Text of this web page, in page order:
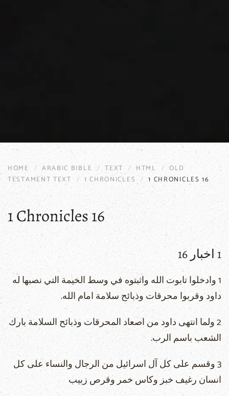
HOME ARABIC BIBLE TEXT HTML
OLD
TESTAMENT TEXT
1 CHRONICLES 1 CHRONICLES 16
1 Chronicles 16
1 اخبار 16
1 وادخلوا تابوت الله واثبتوه في وسط الخيمة التي نصبها له
داود وقربوا محرقات وذبائح سلامة امام الله.
2 ولما انتهى داود من اصعاد المحرقات وذبائح السلامة بارك
الشعب باسم الرب.
3 وقسم على كل آل اسرائيل من الرجال والنساء على كل
انسان رغيف خبز وكاس خمر وقرص زبيب